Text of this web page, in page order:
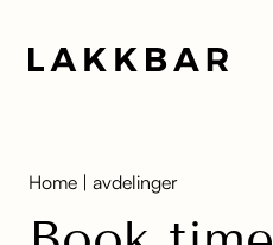
Home | avdelinger